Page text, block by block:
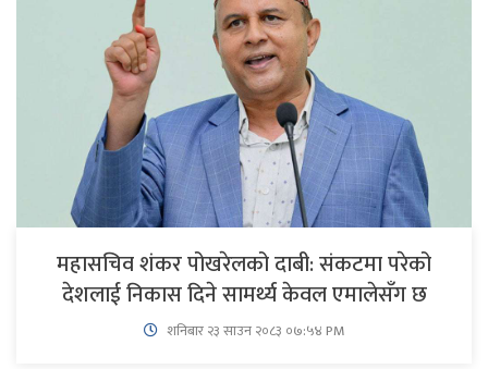
महासचिव शंकर पोखरेलको दाबी: संकटमा परेको
देशलाई निकास दिने सामर्थ्य केवल एमालेसँग छ
शनिबार २३ साउन २०८३ ०७:५४ PM